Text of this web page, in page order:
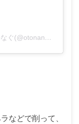
大人の焼き物｜うつわの力で笑顔をつなぐ(@otonano_yakimono)がシェアした投稿
などで削って、